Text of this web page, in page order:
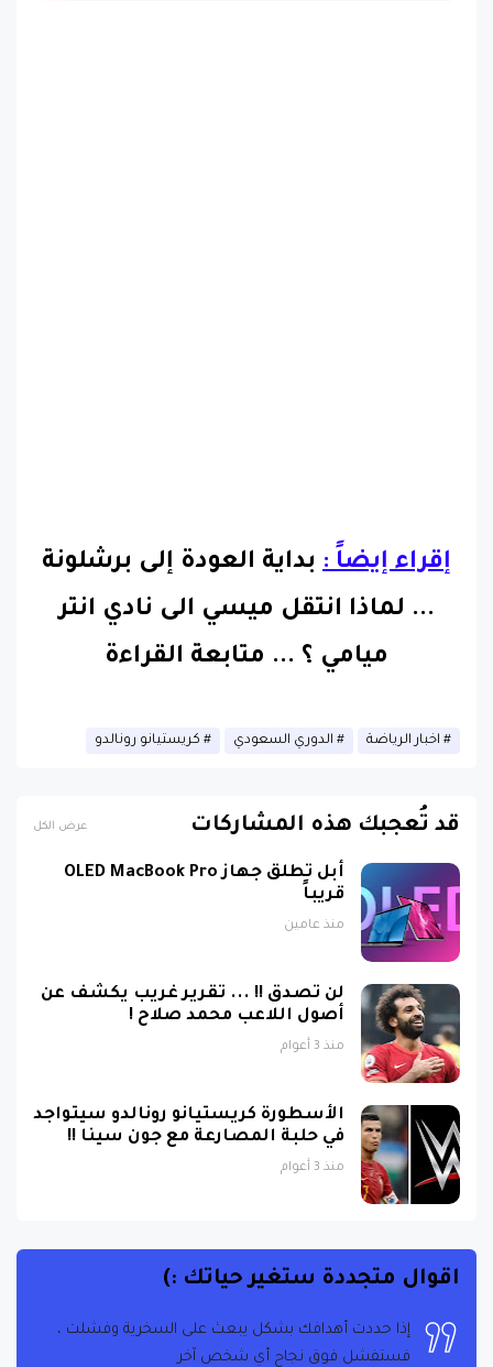
إقراء إيضاً : بداية العودة إلى برشلونة
... لماذا انتقل ميسي الى نادي انتر
ميامي ؟ ... متابعة القراءة
اخبار الرياضة الدوري السعودي كريستيانو رونالدو
قد تُعجبك هذه المشاركات عرض الكل
أبل تطلق جهاز OLED MacBook Pro
قريباً
منذ عامين
لن تصدق !! ... تقرير غريب يكشف عن
أصول اللاعب محمد صلاح !
منذ 3 أعوام
الأسطورة كريستيانو رونالدو سيتواجد
في حلبة المصارعة مع جون سينا !!
منذ 3 أعوام
اقوال متجددة ستغير حياتك :)
إذا حددت أهدافك بشكل يبعث على السخرية وفشلت ،
فستفشل فوق نجاح أي شخص آخر